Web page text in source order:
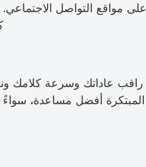
على مواقع التواصل
راقب عاداتك وسرعة كلامك
المبتكرة أفضل مساعدة، سواءً